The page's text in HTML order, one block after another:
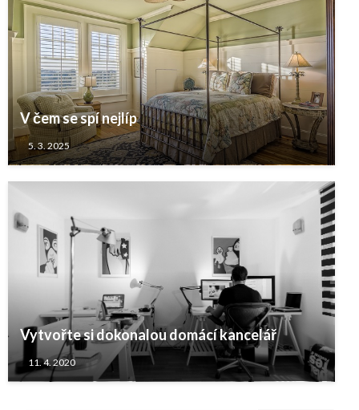
V čem se spí nejlíp
5. 3. 2025
Vytvořte si dokonalou domácí kancelář
11. 4. 2020